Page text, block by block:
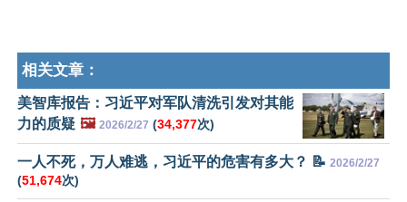
相关文章：
美智库报告：习近平对军队清洗引发对其能
力的质疑 🖼️ 2026/2/27 (34,377次)
一人不死，万人难逃，习近平的危害有多大？ 📝 2026/2/27
(51,674次)